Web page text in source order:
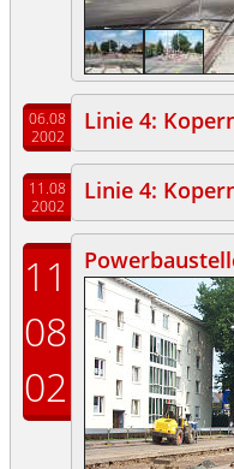
06.08
2002
Linie 4:
11.08
2002
Linie 4:
11
08
02